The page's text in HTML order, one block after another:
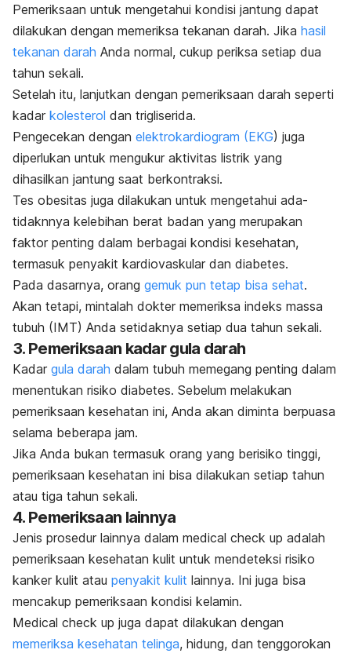
Pemeriksaan untuk mengetahui kondisi jantung dapat
dilakukan dengan memeriksa tekanan darah. Jika hasil
tekanan darah Anda normal, cukup periksa setiap dua
tahun sekali.
Setelah itu, lanjutkan dengan pemeriksaan darah seperti
kadar kolesterol dan trigliserida.
Pengecekan dengan elektrokardiogram (EKG) juga
diperlukan untuk mengukur aktivitas listrik yang
dihasilkan jantung saat berkontraksi.
Tes obesitas juga dilakukan untuk mengetahui ada-
tidaknnya kelebihan berat badan yang merupakan
faktor penting dalam berbagai kondisi kesehatan,
termasuk penyakit kardiovaskular dan diabetes.
Pada dasarnya, orang gemuk pun tetap bisa sehat.
Akan tetapi, mintalah dokter memeriksa indeks massa
tubuh (IMT) Anda setidaknya setiap dua tahun sekali.
3. Pemeriksaan kadar gula darah
Kadar gula darah dalam tubuh memegang penting dalam
menentukan risiko diabetes. Sebelum melakukan
pemeriksaan kesehatan ini, Anda akan diminta berpuasa
selama beberapa jam.
Jika Anda bukan termasuk orang yang berisiko tinggi,
pemeriksaan kesehatan ini bisa dilakukan setiap tahun
atau tiga tahun sekali.
4. Pemeriksaan lainnya
Jenis prosedur lainnya dalam medical check up adalah
pemeriksaan kesehatan kulit untuk mendeteksi risiko
kanker kulit atau penyakit kulit lainnya. Ini juga bisa
mencakup pemeriksaan kondisi kelamin.
Medical check up juga dapat dilakukan dengan
memeriksa kesehatan telinga, hidung, dan tenggorokan